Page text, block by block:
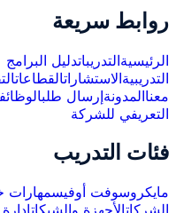
روابط سريعة
الرئيسيةالتدريباتدليل البرامج
التدريبيةالاستشاراتالقطاعات
معناالمدونةإرسال طلبالوظائف
التعريفي للشركة
فئات التدريب
مايكروسوفت أوفيسمهارات